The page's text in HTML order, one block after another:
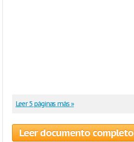
Leer 5 páginas más »
Leer documento completo